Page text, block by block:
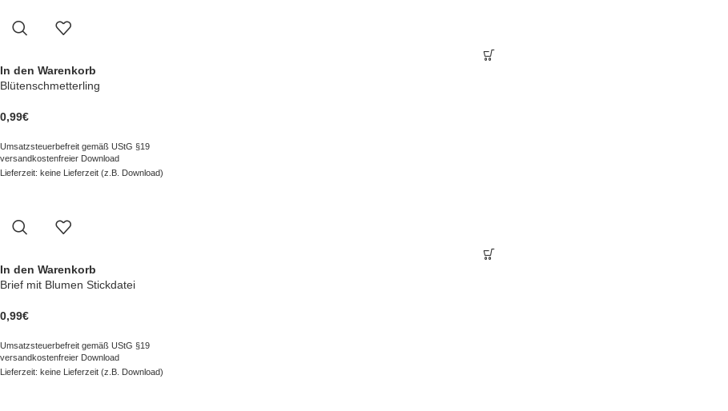
In den Warenkorb
Blütenschmetterling
0,99€
Umsatzsteuerbefreit gemäß UStG §19
versandkostenfreier Download
Lieferzeit: keine Lieferzeit (z.B. Download)
In den Warenkorb
Brief mit Blumen Stickdatei
0,99€
Umsatzsteuerbefreit gemäß UStG §19
versandkostenfreier Download
Lieferzeit: keine Lieferzeit (z.B. Download)